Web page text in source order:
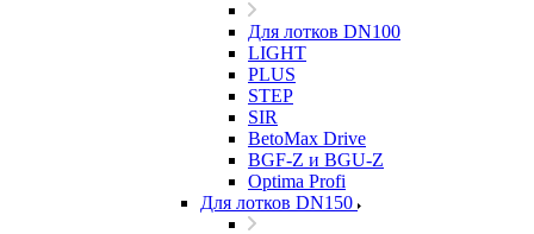
Для лотков DN100
LIGHT
PLUS
STEP
SIR
BetoMax Drive
BGF-Z и BGU-Z
Optima Profi
Для лотков DN150